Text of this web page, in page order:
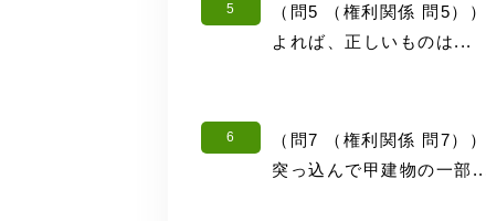
5
（問5 （権利関係 問5）
よれば、正しいものは...
6
（問7 （権利関係 問7）
突っ込んで甲建物の一部